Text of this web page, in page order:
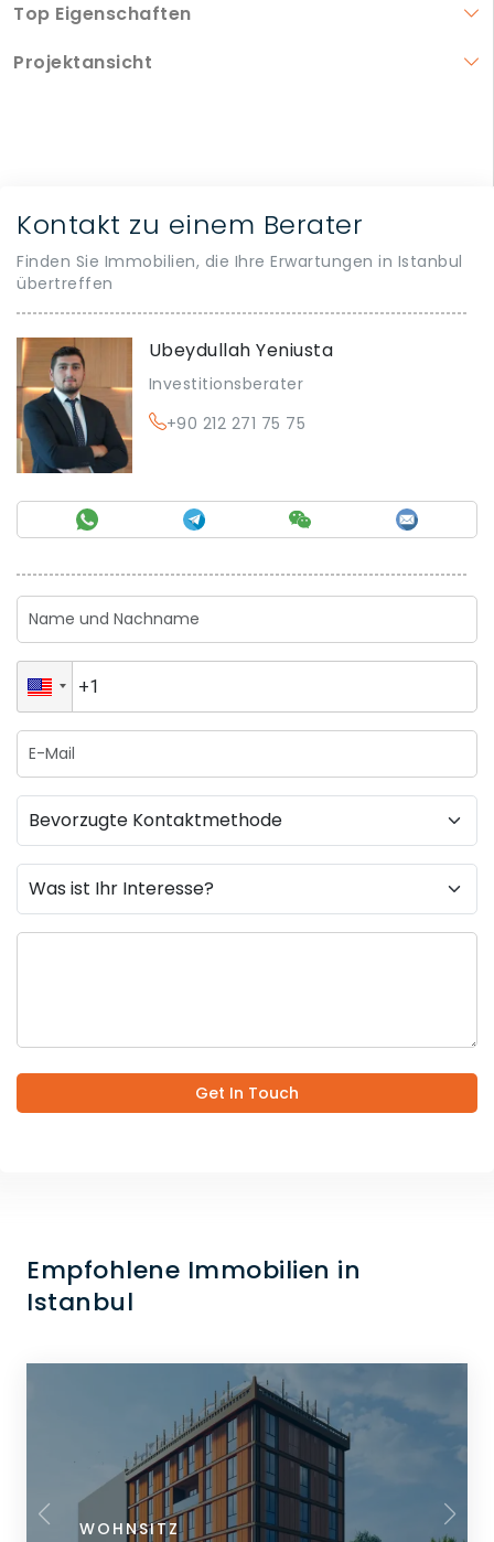
Top Eigenschaften
Projektansicht
Kontakt zu einem Berater
Finden Sie Immobilien, die Ihre Erwartungen in Istanbul
übertreffen
Ubeydullah Yeniusta
Investitionsberater
+90 212 271 75 75
Get In Touch
Empfohlene Immobilien in
Istanbul
WOHNSITZ